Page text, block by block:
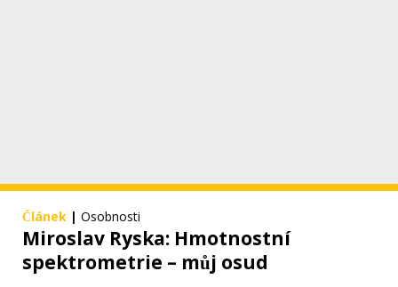
Článek | Osobnosti
Miroslav Ryska: Hmotnostní
spektrometrie – můj osud